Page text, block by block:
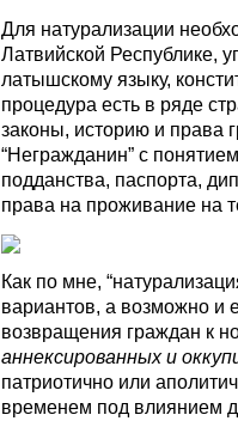
Для натурализации
Латвийской Республике,
латышскому языку,
процедура есть в ряде
законы, историю и права
“Негражданин” с
подданства, паспорта,
права на проживание на
Как по мне,
вариантов, а возможно
возвращения граждан к
аннексированных и
патриотично или
временем под влиянием